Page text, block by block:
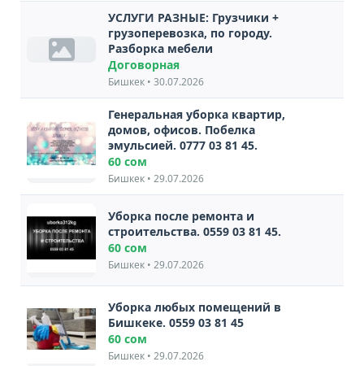
УСЛУГИ РАЗНЫЕ: Грузчики +
грузоперевозка, по городу.
Разборка мебели
Договорная
Бишкек • 30.07.2026
Генеральная уборка квартир,
домов, офисов. Побелка
эмульсией. 0777 03 81 45.
60 сом
Бишкек • 29.07.2026
Уборка после ремонта и
строительства. 0559 03 81 45.
60 сом
Бишкек • 29.07.2026
Уборка любых помещений в
Бишкеке. 0559 03 81 45
60 сом
Бишкек • 29.07.2026